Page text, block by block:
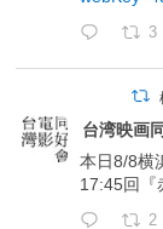
3
台湾映画
本日8/8横
17:45回『
2